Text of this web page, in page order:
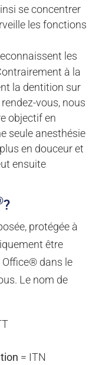
se concentrer
les fonctions
les
à la
la dentition sur
vous, nous
objectif en
seule anesthésie
en douceur et
ensuite
?
protégée à
être
Office® dans le
Le nom de
= ITN